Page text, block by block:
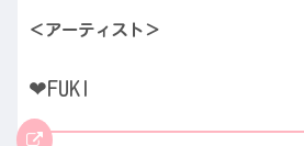
＜アーティスト＞
❤FUKI